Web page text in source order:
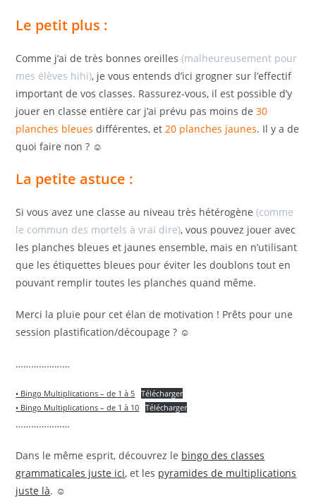
Le petit plus :
Comme j’ai de très bonnes oreilles(malheureusement pour
mes élèves hihi), je vous entends d’ici grogner sur l’effectif
important de vos classes. Rassurez-vous, il est possible d’y
jouer en classe entière car j’ai prévu pas moins de30
planches bleues différentes, et 20 planches jaunes. Il y a de
quoi faire non ? ☺
La petite astuce :
Si vous avez une classe au niveau très hétérogène(comme
le commun des mortels à vrai dire), vous pouvez jouer avec
les planches bleues et jaunes ensemble, mais en n’utilisant
que les étiquettes bleues pour éviter les doublons tout en
pouvant remplir toutes les planches quand même.
Merci la pluie pour cet élan de motivation ! Prêts pour une
session plastification/découpage ? ☺
…………………
• Bingo Multiplications – de 1 à 5 Télécharger
• Bingo Multiplications – de 1 à 10 Télécharger
…………………
Dans le même esprit, découvrez le bingo des classes
grammaticales juste ici, et les pyramides de multiplications
juste là. ☺